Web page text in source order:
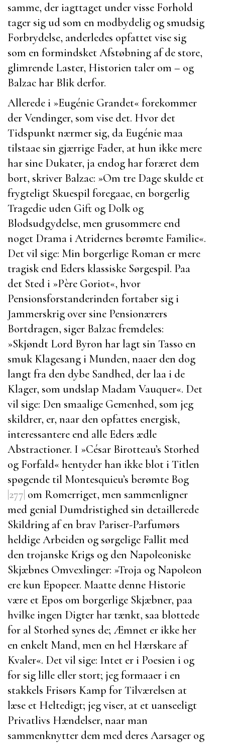
samme, der iagttaget under visse Forhold
tager sig ud som en modbydelig og smudsig
Forbrydelse, anderledes opfattet vise sig
som en formindsket Afstøbning af de store,
glimrende Laster, Historien taler om – og
Balzachar Blik derfor.
Allerede i »Eugénie Grandet« forekommer
der Vendinger, som vise det. Hvor det
Tidspunkt nærmer sig, da Eugéniemaa
tilstaae sin gjærrige Fader, at hun ikke mere
har sine Dukater, ja endog har foræret dem
bort, skriver Balzac: »Om tre Dage skulde et
frygteligt Skuespil foregaae, en borgerlig
Tragedie uden Gift og Dolk og
Blodsudgydelse, men grusommere end
noget Drama iAtridernes berømte Familie«.
Det vil sige: Min borgerlige Roman er mere
tragisk end Eders klassiske Sørgespil. Paa
det Sted i »Père Goriot«, hvor
Pensionsforstanderinden fortaber sig i
Jammerskrig over sine Pensionærers
Bortdragen, siger Balzacfremdeles:
»Skjøndt Lord Byron har lagt sin Tasso en
smuk Klagesang i Munden, naaer den dog
langt fra den dybe Sandhed, der laa i de
Klager, som undslap Madam Vauquer«. Det
vil sige: Den smaalige Gemenhed, som jeg
skildrer, er, naar den opfattes energisk,
interessantere end alle Eders ædle
Abstractioner. I »César Birotteau’s Storhed
og Forfald« hentyder han ikke blot i Titlen
spøgende til Montesquieu’s berømte Bog
|277| om Romerriget, men sammenligner
med genial Dumdristighed sin detaillerede
Skildring af en brav Pariser-Parfumørs
heldige Arbeiden og sørgelige Fallit med
den trojanske Krigs og den Napoleoniske
Skjæbnes Omvexlinger: »Troja og Napoleon
ere kun Epopeer. Maatte denne Historie
være et Epos om borgerlige Skjæbner, paa
hvilke ingen Digter har tænkt, saa blottede
for al Storhed synes de; Æmnet er ikke her
en enkelt Mand, men en hel Hærskare af
Kvaler«. Det vil sige: Intet er i Poesien i og
for sig lille eller stort; jeg formaaer i en
stakkels Frisørs Kamp for Tilværelsen at
læse et Heltedigt; jeg viser, at et uanseeligt
Privatlivs Hændelser, naar man
sammenknytter dem med deres Aarsager og